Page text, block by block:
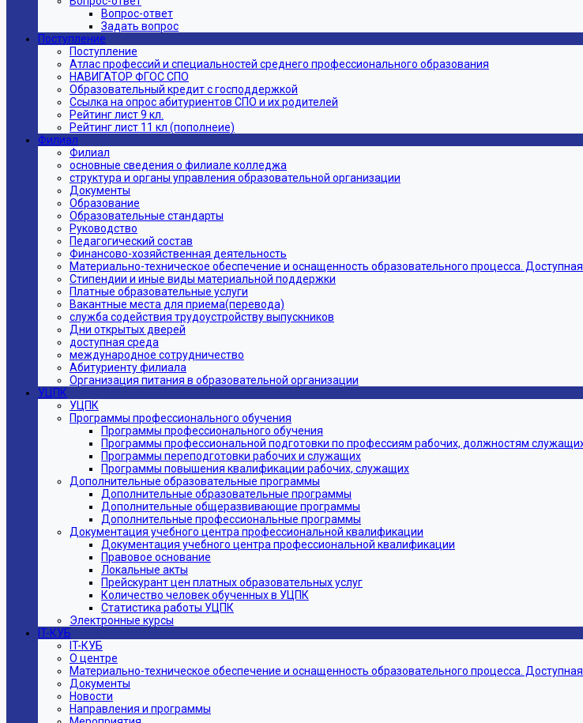
Вопрос-ответ
Задать вопрос
Поступление
Поступление
Атлас профессий и специальностей среднего профессионального образования
НАВИГАТОР ФГОС СПО
Образовательный кредит с господдержкой
Ссылка на опрос абитуриентов СПО и их родителей
Рейтинг лист 9 кл.
Рейтинг лист 11 кл (пополнеие)
Филиал
Филиал
основные сведения о филиале колледжа
структура и органы управления образовательной организации
Документы
Образование
Образовательные стандарты
Руководство
Педагогический состав
Финансово-хозяйственная деятельность
Материально-техническое обеспечение и оснащенность образовательного процесса.
Стипендии и иные виды материальной поддержки
Платные образовательные услуги
Вакантные места для приема(перевода)
служба содействия трудоустройству выпускников
Дни открытых дверей
доступная среда
международное сотрудничество
Абитуриенту филиала
Организация питания в образовательной организации
УЦПК
УЦПК
Программы профессионального обучения
Программы профессионального обучения
Программы профессиональной подготовки по профессиям рабочих, должностям
Программы переподготовки рабочих и служащих
Программы повышения квалификации рабочих, служащих
Дополнительные образовательные программы
Дополнительные образовательные программы
Дополнительные общеразвивающие программы
Дополнительные профессиональные программы
Документация учебного центра профессиональной квалификации
Документация учебного центра профессиональной квалификации
Правовое основание
Локальные акты
Прейскурант цен платных образовательных услуг
Количество человек обученных в УЦПК
Статистика работы УЦПК
Электронные курсы
IT-КУБ
IT-КУБ
О центре
Материально-техническое обеспечение и оснащенность образовательного процесса.
Документы
Новости
Направления и программы